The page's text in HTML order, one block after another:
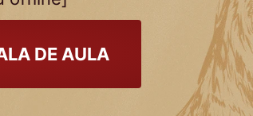
DE AULA